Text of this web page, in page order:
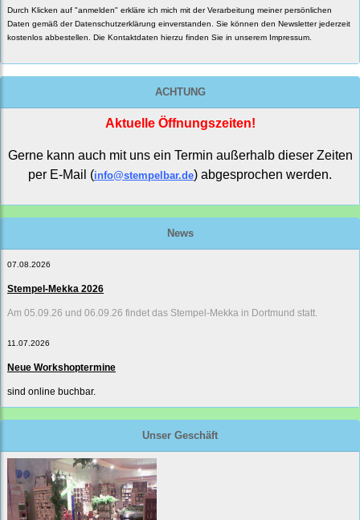
Durch Klicken auf "anmelden" erkläre ich mich mit der Verarbeitung meiner persönlichen
Daten gemäß der Datenschutzerklärung einverstanden. Sie können den Newsletter jederzeit
kostenlos abbestellen. Die Kontaktdaten hierzu finden Sie in unserem Impressum.
ACHTUNG
Aktuelle Öffnungszeiten!
Gerne kann auch mit uns ein Termin außerhalb dieser Zeiten
per E-Mail (info@stempelbar.de) abgesprochen werden.
News
07.08.2026
Stempel-Mekka 2026
Am 05.09.26 und 06.09.26 findet das Stempel-Mekka in Dortmund statt.
11.07.2026
Neue Workshoptermine
sind online buchbar.
Unser Geschäft